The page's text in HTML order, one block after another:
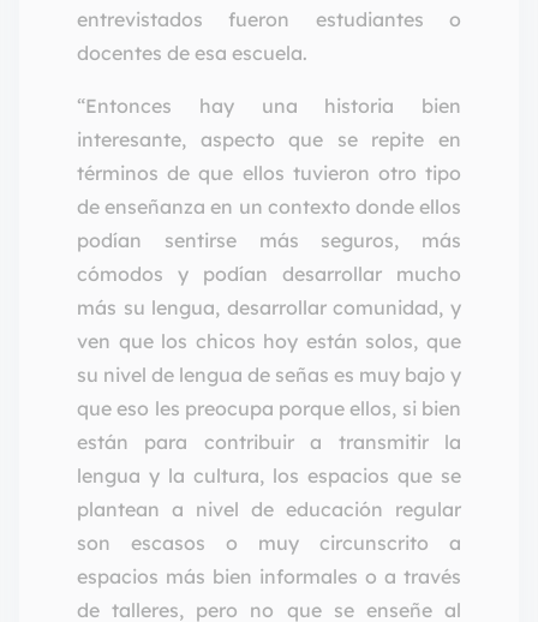
entrevistados fueron estudiantes o
docentes de esa escuela.
“Entonces hay una historia bien
interesante, aspecto que se repite en
términos de que ellos tuvieron otro tipo
de enseñanza en un contexto donde ellos
podían sentirse más seguros, más
cómodos y podían desarrollar mucho
más su lengua, desarrollar comunidad, y
ven que los chicos hoy están solos, que
su nivel de lengua de señas es muy bajo y
que eso les preocupa porque ellos, si bien
están para contribuir a transmitir la
lengua y la cultura, los espacios que se
plantean a nivel de educación regular
son escasos o muy circunscrito a
espacios más bien informales o a través
de talleres, pero no que se enseñe al